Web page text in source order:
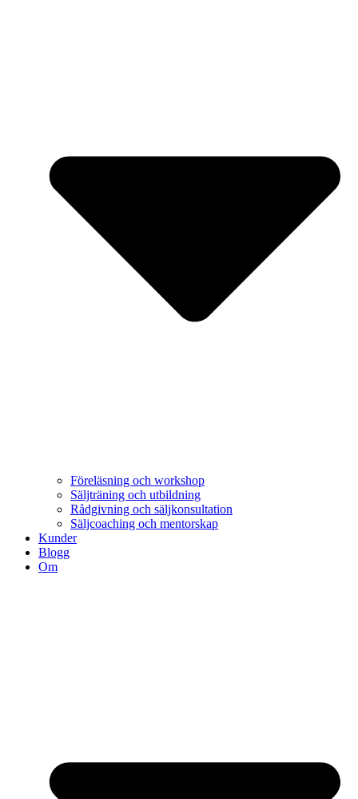
Föreläsning och workshop
Säljträning och utbildning
Rådgivning och säljkonsultation
Säljcoaching och mentorskap
Kunder
Blogg
Om